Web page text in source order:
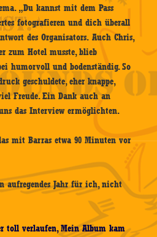
„Du kannst mit dem Pass
fotografieren und dich überall
des Organisators. Auch Chris,
zum Hotel musste, blieb
humorvoll und bodenständig. So
geschuldete, eher knappe,
Freude. Ein Dank auch an
das Interview ermöglichten.
mit Barras etwa 90 Minuten vor
aufregendes Jahr für ich, nicht
toll verlaufen, Mein Album kam